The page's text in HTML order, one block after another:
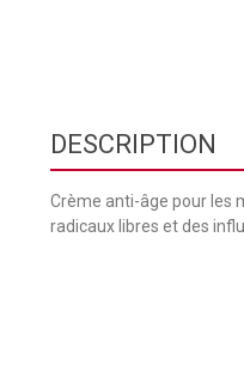
DESCRIPTION
Crème anti-âge pour les
radicaux libres et des